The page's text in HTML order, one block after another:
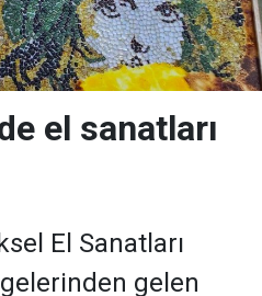
el sanatları
El Sanatları
gelen